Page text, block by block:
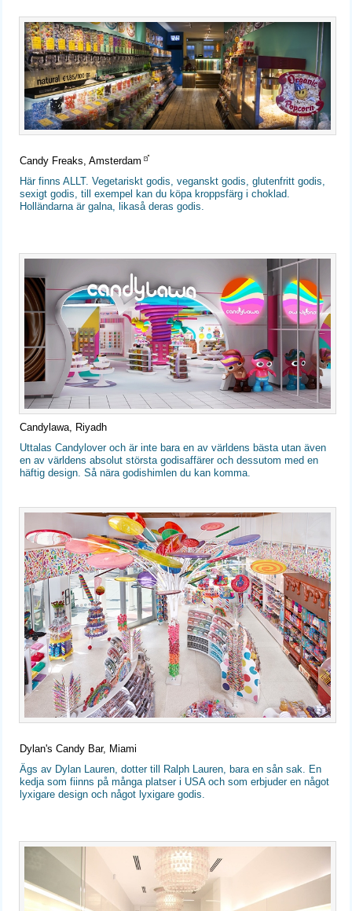
Candy Freaks, Amsterdam
Här finns ALLT. Vegetariskt godis, veganskt godis, glutenfritt godis,
sexigt godis, till exempel kan du köpa kroppsfärg i choklad.
Holländarna är galna, likaså deras godis.
Candylawa, Riyadh
Uttalas Candylover och är inte bara en av världens bästa utan även
en av världens absolut största godisaffärer och dessutom med en
häftig design. Så nära godishimlen du kan komma.
Dylan's Candy Bar, Miami
Ägs av Dylan Lauren, dotter till Ralph Lauren, bara en sån sak. En
kedja som fiinns på många platser i USA och som erbjuder en något
lyxigare design och något lyxigare godis.